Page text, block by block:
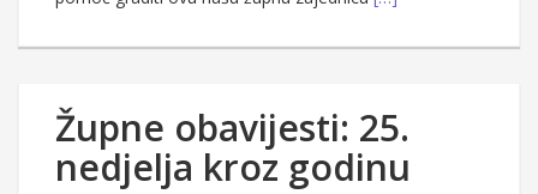
Župne obavijesti: 25.
nedjelja kroz godinu